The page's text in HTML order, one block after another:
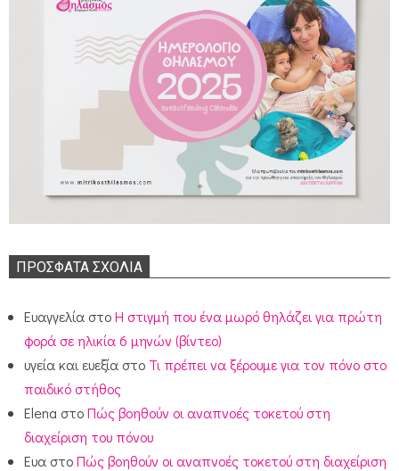
ΠΡΌΣΦΑΤΑ ΣΧΌΛΙΑ
Ευαγγελία στοΗ στιγμή που ένα μωρό θηλάζει για πρώτη
φορά σε ηλικία 6 μηνών (βίντεο)
υγεία και ευεξία στο Τι πρέπει να ξέρουμε για τον πόνο στο
παιδικό στήθος
Elena στοΠώς βοηθούν οι αναπνοές τοκετού στη
διαχείριση του πόνου
Ευα στοΠώς βοηθούν οι αναπνοές τοκετού στη διαχείριση